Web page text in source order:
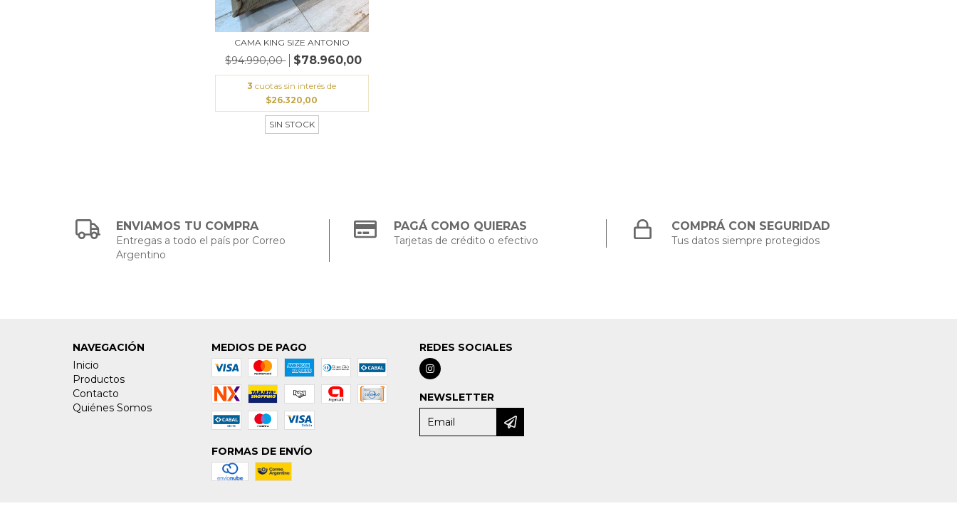
CAMA KING SIZE ANTONIO
$94.990,00 $78.960,00
3 cuotas sin interés de
$26.320,00
SIN STOCK
ENVIAMOS TU COMPRA
Entregas a todo el país por Correo
Argentino
PAGÁ COMO QUIERAS
Tarjetas de crédito o efectivo
COMPRÁ CON SEGURIDAD
Tus datos siempre protegidos
NAVEGACIÓN
Inicio
Productos
Contacto
Quiénes Somos
MEDIOS DE PAGO
FORMAS DE ENVÍO
REDES SOCIALES
NEWSLETTER